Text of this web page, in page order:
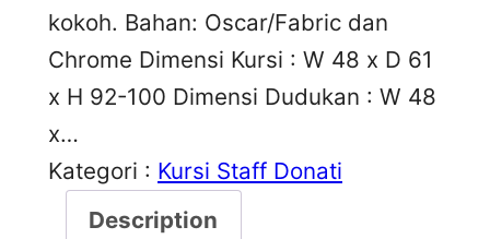
kokoh. Bahan: Oscar/Fabric dan
Chrome Dimensi Kursi : W 48 x D 61
x H 92-100 Dimensi Dudukan : W 48
x…
Kategori : Kursi Staff Donati
Description